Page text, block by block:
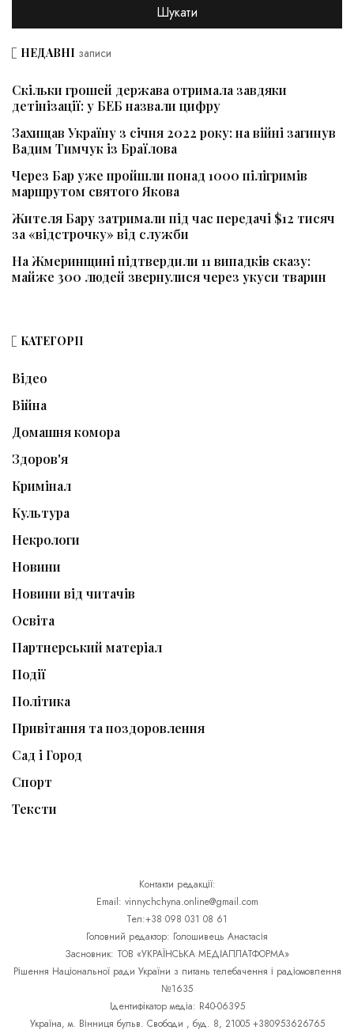
НЕДАВНІ записи
Скільки грошей держава отримала завдяки
детінізації: у БЕБ назвали цифру
Захищав Україну з січня 2022 року: на війні загинув
Вадим Тимчук із Браїлова
Через Бар уже пройшли понад 1000 пілігримів
маршрутом святого Якова
Жителя Бару затримали під час передачі $12 тисяч
за «відстрочку» від служби
На Жмеринщині підтвердили 11 випадків сказу:
майже 300 людей звернулися через укуси тварин
КАТЕГОРІЇ
Відео
Війна
Домашня комора
Здоров'я
Кримінал
Культура
Некрологи
Новини
Новини від читачів
Освіта
Партнерський матеріал
Події
Політика
Привітання та поздоровлення
Сад і Город
Спорт
Тексти
Контакти редакції:
Email: vinnychchyna.online@gmail.com
Тел:+38 098 031 08 61
Головний редактор: Голошивець Анастасія
Засновник: ТОВ «УКРАЇНСЬКА МЕДІАПЛАТФОРМА»
Рішення Національної ради України з питань телебачення і радіомовлення
№1635
Ідентифікатор медіа: R40-06395
Україна, м. Вінниця бульв. Свободи , буд. 8, 21005 +380953626765